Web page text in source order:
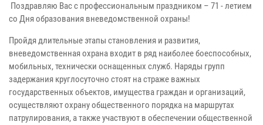
Поздравляю Вас с профессиональным праздником – 71 - летием
со Дня образования вневедомственной охраны!
Пройдя длительные этапы становления и развития,
вневедомственная охрана входит в ряд наиболее боеспособных,
мобильных, технически оснащенных служб. Наряды групп
задержания круглосуточно стоят на страже важных
государственных объектов, имущества граждан и организаций,
осуществляют охрану общественного порядка на маршрутах
патрулирования, а также участвуют в обеспечении общественной